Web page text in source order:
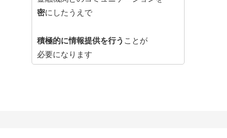
密にしたうえで
積極的に情報提供を行う ことが
必要になります